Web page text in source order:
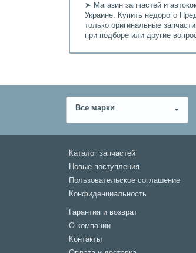
➤ Магазин запчастей и
Украине. Купить недорого
только оригинальные
при подборе или другие
Все марки
Каталог запчастей
Новые поступления
Пользовательское соглашение
Конфиденциальность
Гарантия и возврат
О компании
Контакты